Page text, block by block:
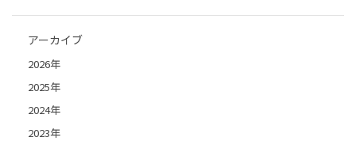
アーカイブ
2026年
2025年
2024年
2023年